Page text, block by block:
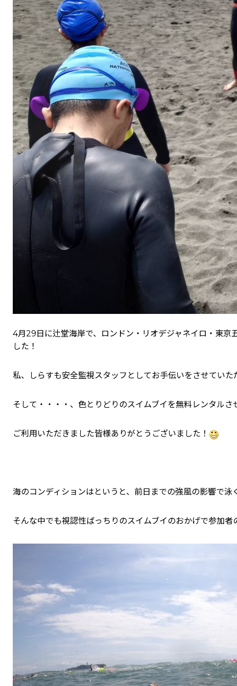
4月29日に辻堂海岸で、ロンドン・リオデジャネイロ・東
した！
私、しらすも安全監視スタッフとしてお手伝いをさせていた
そして・・・・、色とりどりのスイムブイを無料レンタルさ
ご利用いただきました皆様ありがとうございました！
海のコンディションはというと、前日までの強風の影響で
そんな中でも視認性ばっちりのスイムブイのおかげで参加